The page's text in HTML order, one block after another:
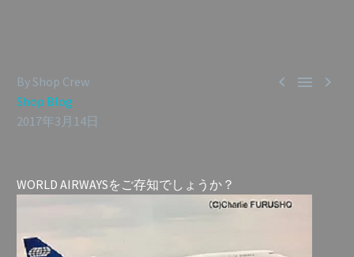
  
By Shop Crew
Shop Blog
2017年3月14日
WORLD AIRWAYSをご存知でしょうか？